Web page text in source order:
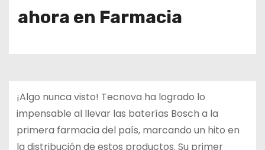
ahora en Farmacia
¡Algo nunca visto! Tecnova ha logrado lo
impensable al llevar las baterías Bosch a la
primera farmacia del país, marcando un hito en
la distribución de estos productos. Su primer